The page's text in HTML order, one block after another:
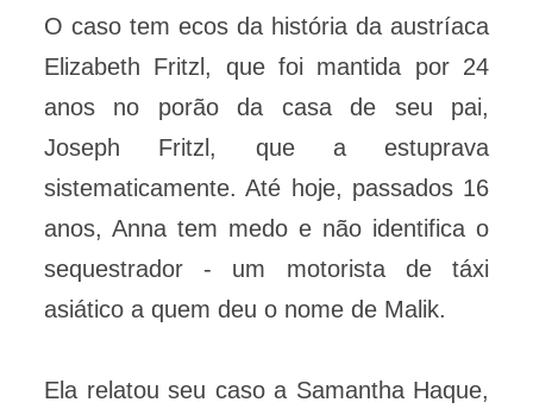
O caso tem ecos da história da austríaca
Elizabeth Fritzl, que foi mantida por 24
anos no porão da casa de seu pai,
Joseph Fritzl, que a estuprava
sistematicamente. Até hoje, passados 16
anos, Anna tem medo e não identifica o
sequestrador - um motorista de táxi
asiático a quem deu o nome de Malik.
Ela relatou seu caso a Samantha Haque,